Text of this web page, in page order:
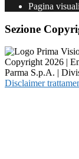
Pagina
Sezione
Copyright 2026 |
Parma S.p.A. |
Disclaimer